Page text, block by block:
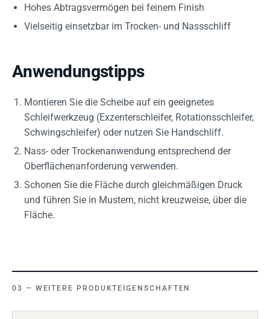
Hohes Abtragsvermögen bei feinem Finish
Vielseitig einsetzbar im Trocken- und Nassschliff
Anwendungstipps
Montieren Sie die Scheibe auf ein geeignetes
Schleifwerkzeug (Exzenterschleifer, Rotationsschleifer,
Schwingschleifer) oder nutzen Sie Handschliff.
Nass- oder Trockenanwendung entsprechend der
Oberflächenanforderung verwenden.
Schonen Sie die Fläche durch gleichmäßigen Druck
und führen Sie in Mustern, nicht kreuzweise, über die
Fläche.
WEITERE PRODUKTEIGENSCHAFTEN